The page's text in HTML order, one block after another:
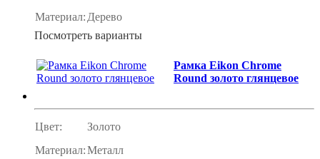
Материал: Дерево
Посмотреть варианты
Рамка Eikon Chrome
Round золото глянцевое
Цвет:
Золото
Материал:Металл